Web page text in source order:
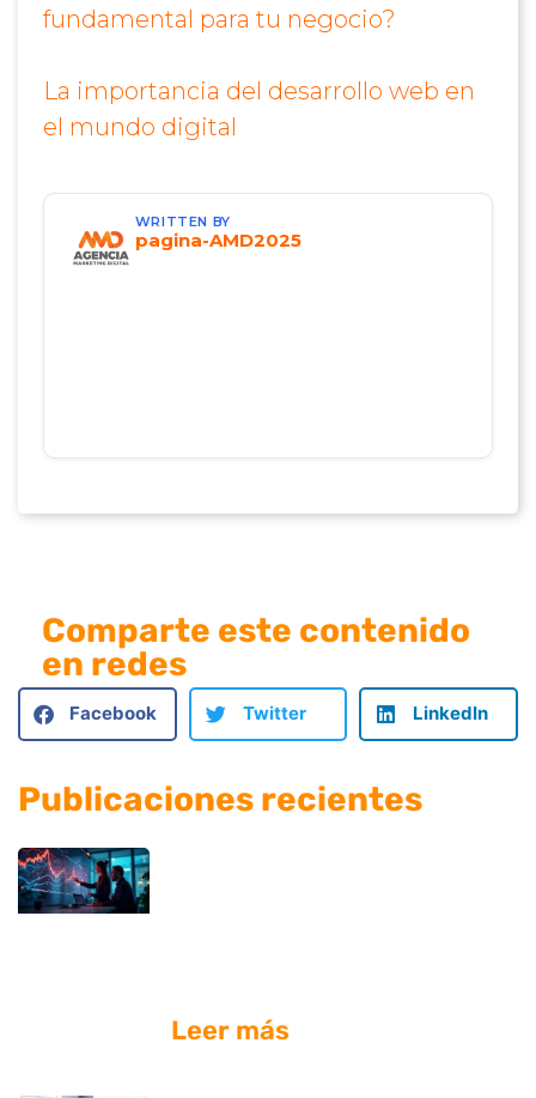
fundamental para tu negocio?
La importancia del desarrollo web en
el mundo digital
WRITTEN BY
pagina-AMD2025
Comparte este contenido
en redes
Facebook Twitter LinkedIn
Publicaciones recientes
Leer más